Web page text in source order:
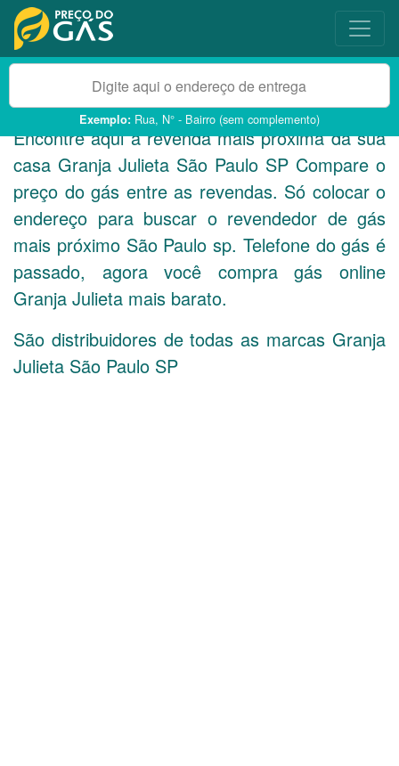
Exemplo: Rua, N° - Bairro (sem complemento)
Encontre aqui a revenda mais próxima da sua
casa Granja Julieta São Paulo SP Compare o
preço do gás entre as revendas. Só colocar o
endereço para buscar o revendedor de gás
mais próximo São Paulo sp. Telefone do gás é
passado, agora você compra gás online
Granja Julieta mais barato.
São distribuidores de todas as marcas Granja
Julieta São Paulo SP